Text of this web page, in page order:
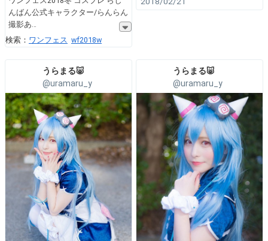
んばん公式キャラクター/らんらん
撮影あ
検索： ワンフェス wf2018w
うらまる🐷
@uramaru_y
うらまる🐷
@uramaru_y